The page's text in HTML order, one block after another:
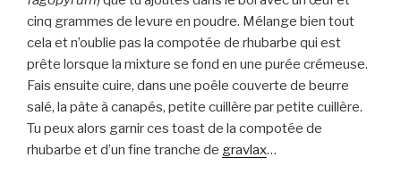
cinq grammes de levure en poudre. Mélange bien tout
cela et n’oublie pas la compotée de rhubarbe qui est
prête lorsque la mixture se fond en une purée crémeuse.
Fais ensuite cuire, dans une poêle couverte de beurre
salé, la pâte à canapés, petite cuillère par petite cuillère.
Tu peux alors garnir ces toast de la compotée de
rhubarbe et d’un fine tranche de gravlax…